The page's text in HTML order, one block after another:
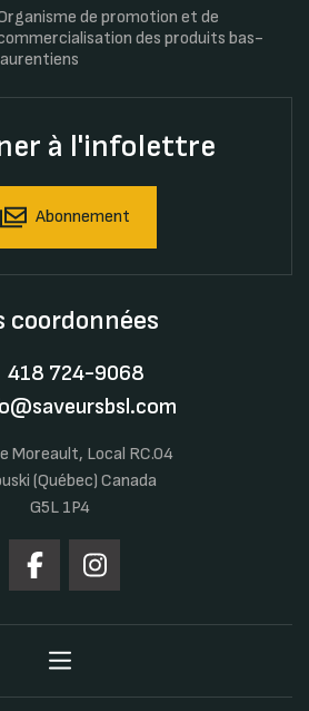
de promotion et de
des produits bas-
à l'infolettre
Abonnement
coordonnées
418 724-9068
Moreault, Local RC.04
(Québec) Canada
G5L 1P4